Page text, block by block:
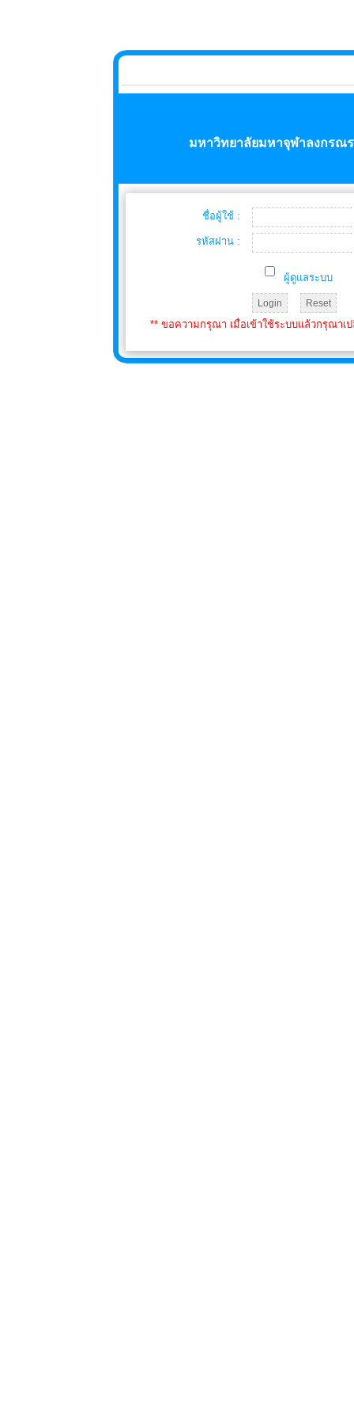
มหาวิทยาลัยมหาจุฬาลงกรณ
ชื่อผู้ใช้ :
รหัสผ่าน :
ผู้ดูแลระบบ
** ขอความกรุณา เมื่อเข้าใช้ระบบแล้วกรุณาเ